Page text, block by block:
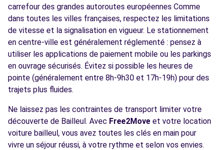
carrefour des grandes autoroutes européennes Comme
dans toutes les villes françaises, respectez les limitations
de vitesse et la signalisation en vigueur. Le stationnement
en centre-ville est généralement réglementé : pensez à
utiliser les applications de paiement mobile ou les parkings
en ouvrage sécurisés. Évitez si possible les heures de
pointe (généralement entre 8h-9h30 et 17h-19h) pour des
trajets plus fluides.
Ne laissez pas les contraintes de transport limiter votre
découverte de Bailleul. Avec Free2Move et votre location
voiture bailleul, vous avez toutes les clés en main pour
vivre un séjour réussi, à votre rythme et selon vos envies.